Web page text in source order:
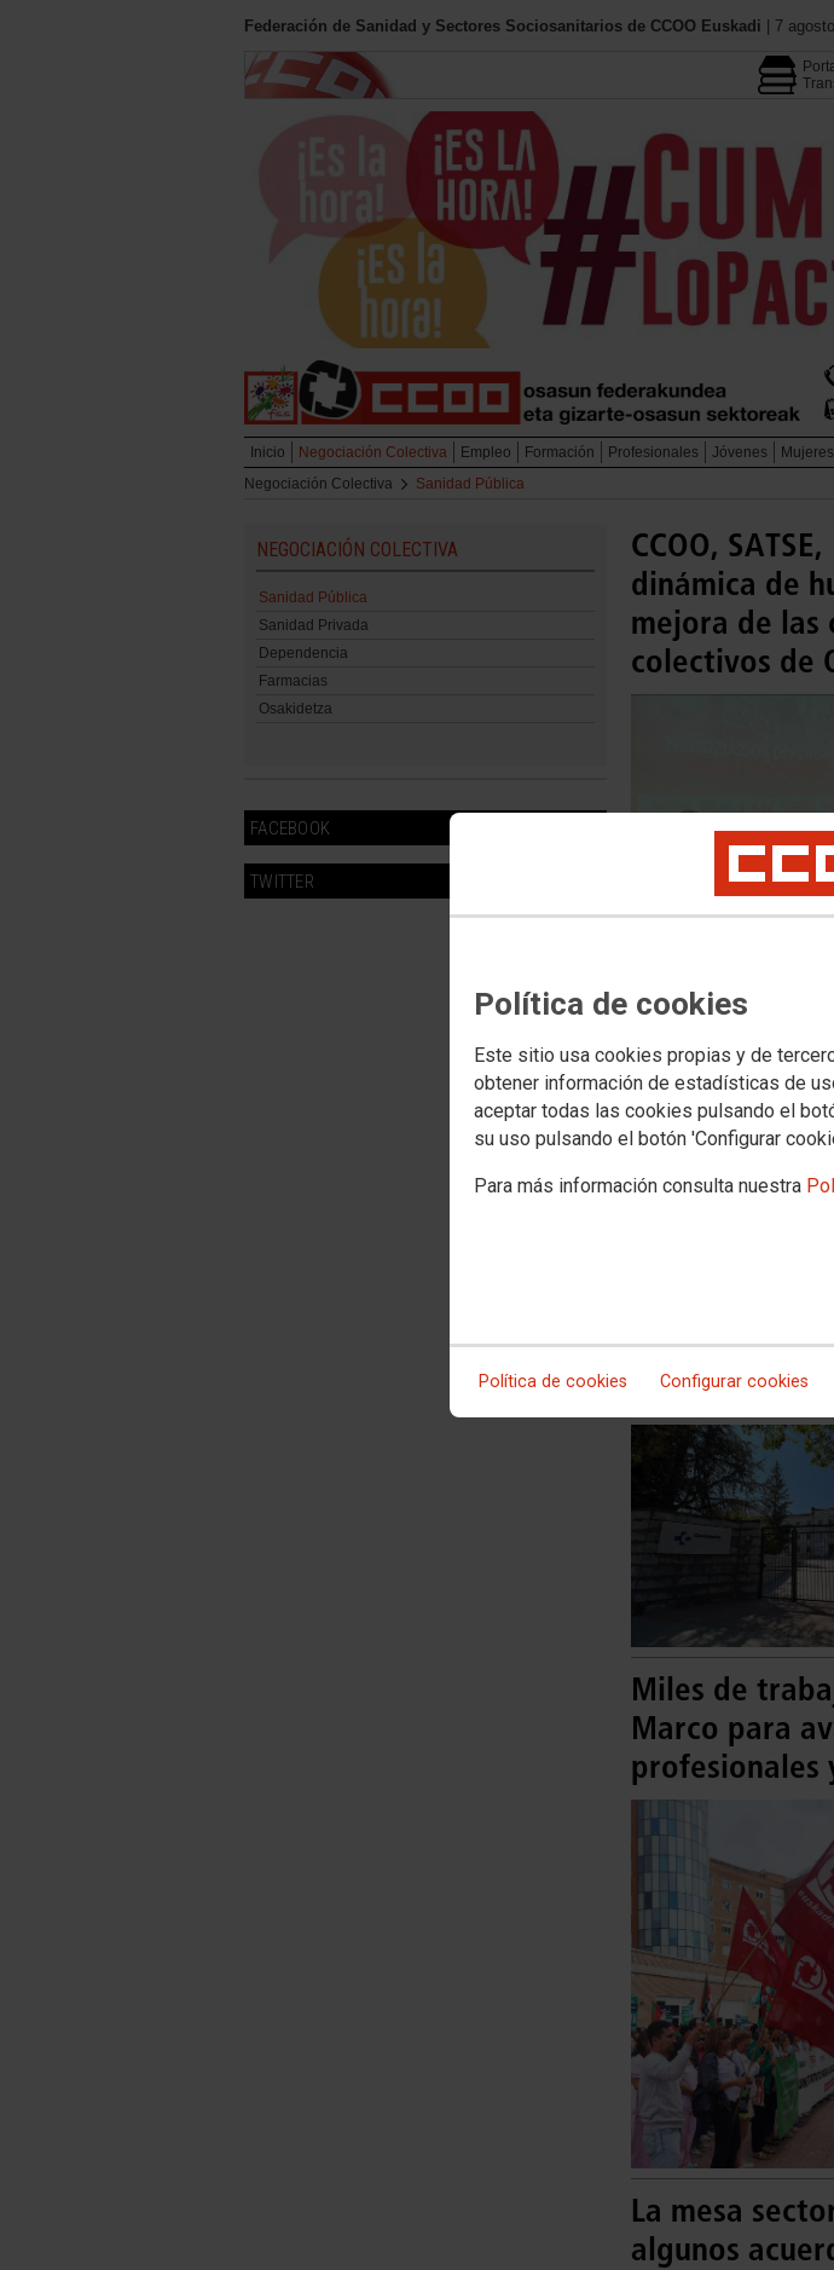
Política de cookies
Este sitio usa cookies propias y de
obtener información de estadísticas de
aceptar todas las cookies pulsando el
su uso pulsando el botón 'Configurar
Para más información consulta nuestra
Política de cookies Configurar cookies
Federación de Sanidad y Sectores Sociosanitarios de CCOO Euskadi | 7
Inicio Negociación Colectiva Empleo Formación Profesionales Jóvenes Mujeres
Negociación Colectiva
Sanidad Pública
NEGOCIACIÓN COLECTIVA
Sanidad Pública
Sanidad Privada
Dependencia
Farmacias
Osakidetza
FACEBOOK
TWITTER
CCOO,
dinámica de
mejora de las
colectivos de
CCOO firma
Profesional
Resumen
de 2026
Miles de
Marco para
profesionales
La mesa
algunos